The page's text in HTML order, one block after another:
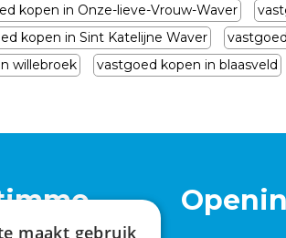
kopen in Onze-lieve-Vrouw-Waver
kopen in Sint Katelijne Waver
willebroek
vastgoed kopen in blaasveld
maakt gebruik